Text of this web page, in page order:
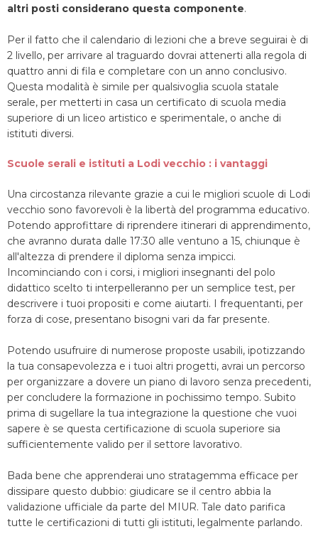
altri posti considerano questa componente.
Per il fatto che il calendario di lezioni che a breve seguirai è di
2 livello, per arrivare al traguardo dovrai attenerti alla regola di
quattro anni di fila e completare con un anno conclusivo.
Questa modalità è simile per qualsivoglia scuola statale
serale, per metterti in casa un certificato di scuola media
superiore di un liceo artistico e sperimentale, o anche di
istituti diversi.
Scuole serali e istituti a Lodi vecchio : i vantaggi
Una circostanza rilevante grazie a cui le migliori scuole di Lodi
vecchio sono favorevoli è la libertà del programma educativo.
Potendo approfittare di riprendere itinerari di apprendimento,
che avranno durata dalle 17:30 alle ventuno a 15, chiunque è
all'altezza di prendere il diploma senza impicci.
Incominciando con i corsi, i migliori insegnanti del polo
didattico scelto ti interpelleranno per un semplice test, per
descrivere i tuoi propositi e come aiutarti. I frequentanti, per
forza di cose, presentano bisogni vari da far presente.
Potendo usufruire di numerose proposte usabili, ipotizzando
la tua consapevolezza e i tuoi altri progetti, avrai un percorso
per organizzare a dovere un piano di lavoro senza precedenti,
per concludere la formazione in pochissimo tempo. Subito
prima di sugellare la tua integrazione la questione che vuoi
sapere è se questa certificazione di scuola superiore sia
sufficientemente valido per il settore lavorativo.
Bada bene che apprenderai uno stratagemma efficace per
dissipare questo dubbio: giudicare se il centro abbia la
validazione ufficiale da parte del MIUR. Tale dato parifica
tutte le certificazioni di tutti gli istituti, legalmente parlando.